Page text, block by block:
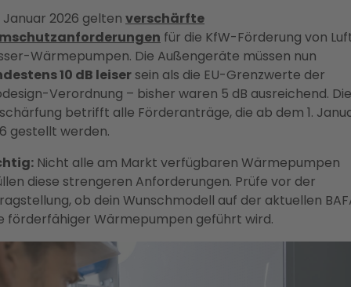
Januar 2026 gelten verschärfte
für die KfW-Förderung von
Wärmepumpen. Die Außengeräte müssen nun
10 dB leiser sein als die EU-Grenzwerte der
Verordnung – bisher waren 5 dB ausreichend.
betrifft alle Förderanträge, die ab dem 1.
gestellt werden.
Nicht alle am Markt verfügbaren Wärmepumpen
diese strengeren Anforderungen. Prüfe vor der
ob dein Wunschmodell auf der aktuellen
förderfähiger Wärmepumpen geführt wird.